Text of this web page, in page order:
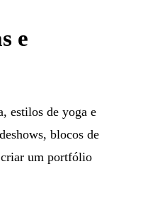
e
estilos de yoga e
blocos de
um portfólio